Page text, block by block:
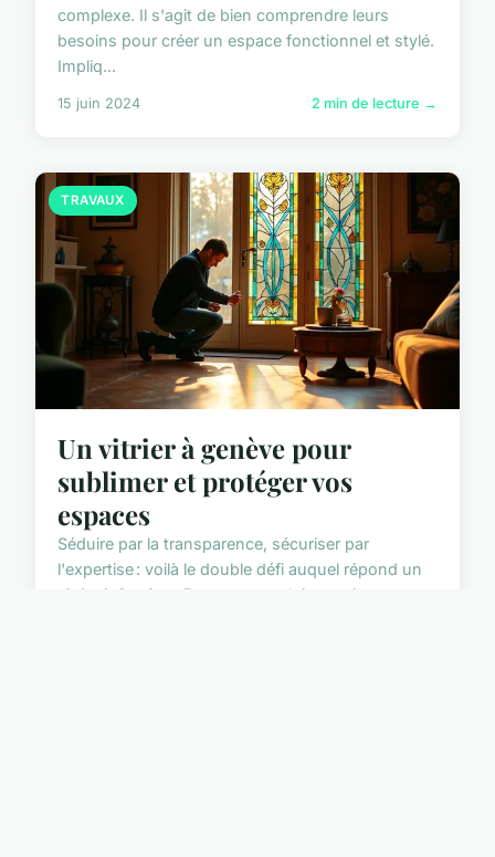
complexe. Il s'agit de bien comprendre leurs
besoins pour créer un espace fonctionnel et stylé.
Impliq...
15 juin 2024 2 min de lecture →
TRAVAUX
Un vitrier à genève pour
sublimer et protéger vos
espaces
Séduire par la transparence, sécuriser par
l'expertise : voilà le double défi auquel répond un
vitrier à Genève. Entre monts alpins et rives